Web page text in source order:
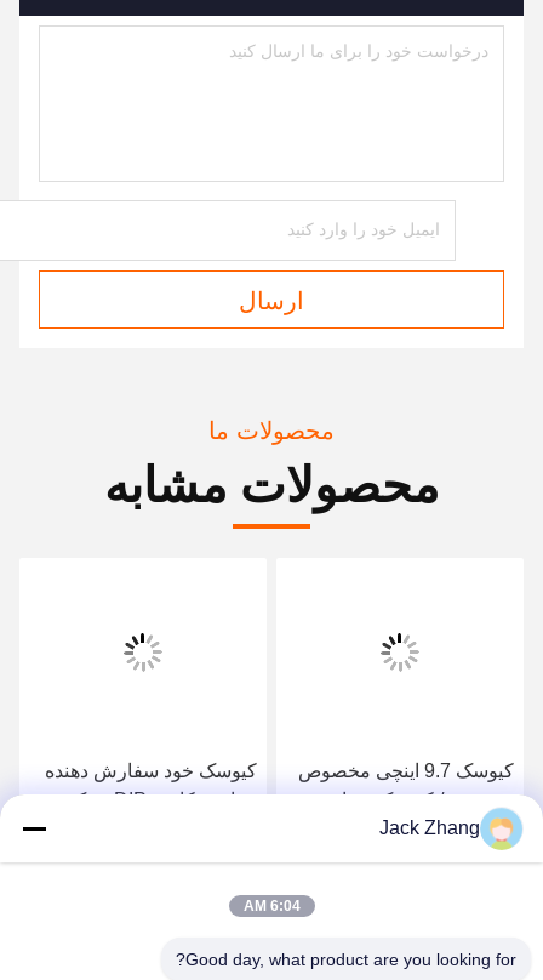
ارسال
محصولات ما
محصولات مشابه
کیوسک 9.7 اینچی مخصوص
سرویس / کیوسک پرداخت
کوچک با / بدون نقدی
Dispensser ، بلیط فروش
بهترین قیمت را دریافت کنید
کیوسک خود سفارش دهنده
خواننده کارت DIP ، چک
اینچ در کیوسک
بهترین قیمت را دریافت کنید
Jack Zhang
6:04 AM
Good day, what product are you looking for?